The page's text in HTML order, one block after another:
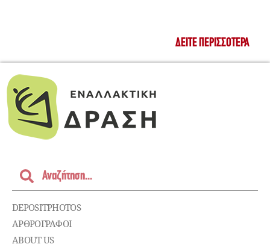
ΔΕΊΤΕ ΠΕΡΙΣΣΌΤΕΡΑ
DEPOSITPHOTOS
ΑΡΘΡΟΓΡΑΦΟΙ
ABOUT US